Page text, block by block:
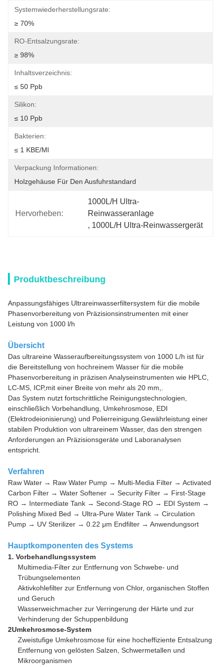
Systemwiederherstellungsrate:
≥ 70%
RO-Entsalzungsrate:
≥ 98%
Inhaltsverzeichnis:
≤ 50 Ppb
Silikon:
≤ 10 Ppb
Bakterien:
≤ 1 KBE/ml
Verpackung Informationen:
Holzgehäuse Für Den Ausfuhrstandard
Hervorheben:
1000L/H Ultra-
Reinwasseranlage
, 1000L/H Ultra-Reinwassergerät
Produktbeschreibung
Anpassungsfähiges Ultrareinwasserfiltersystem für die mobile
Phasenvorbereitung von Präzisionsinstrumenten mit einer
Leistung von 1000 l/h
Übersicht
Das ultrareine Wasseraufbereitungssystem von 1000 L/h ist für
die Bereitstellung von hochreinem Wasser für die mobile
Phasenvorbereitung in präzisen Analyseinstrumenten wie HPLC,
LC-MS, ICP,mit einer Breite von mehr als 20 mm,.
Das System nutzt fortschrittliche Reinigungstechnologien,
einschließlich Vorbehandlung, Umkehrosmose, EDI
(Elektrodeionisierung) und Polierreinigung.Gewährleistung einer
stabilen Produktion von ultrareinem Wasser, das den strengen
Anforderungen an Präzisionsgeräte und Laboranalysen
entspricht.
Verfahren
Raw Water → Raw Water Pump → Multi-Media Filter → Activated
Carbon Filter → Water Softener → Security Filter → First-Stage
RO → Intermediate Tank → Second-Stage RO → EDI System →
Polishing Mixed Bed → Ultra-Pure Water Tank → Circulation
Pump → UV Sterilizer → 0.22 μm Endfilter → Anwendungsort
Hauptkomponenten des Systems
1. Vorbehandlungssystem
Multimedia-Filter zur Entfernung von Schwebe- und
Trübungselementen
Aktivkohlefilter zur Entfernung von Chlor, organischen Stoffen
und Geruch
Wasserweichmacher zur Verringerung der Härte und zur
Verhinderung der Schuppenbildung
2Umkehrosmose-System
Zweistufige Umkehrosmose für eine hocheffiziente Entsalzung
Entfernung von gelösten Salzen, Schwermetallen und
Mikroorganismen